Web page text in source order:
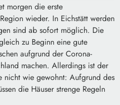
morgen die erste
wieder. In Eichstätt werden
sind ab sofort möglich. Die
zu Beginn eine gute
aufgrund der Corona-
machen. Allerdings ist der
nicht wie gewohnt: Aufgrund des
die Häuser strenge Regeln